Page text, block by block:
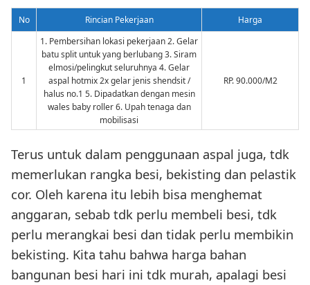
No Rincian Pekerjaan Harga
1
1. Pembersihan lokasi pekerjaan 2. Gelar
batu split untuk yang berlubang 3. Siram
elmosi/pelingkut seluruhnya 4. Gelar
aspal hotmix 2x gelar jenis shendsit /
halus no.1 5. Dipadatkan dengan mesin
wales baby roller 6. Upah tenaga dan
mobilisasi
RP. 90.000/M2
Terus untuk dalam penggunaan aspal juga, tdk
memerlukan rangka besi, bekisting dan pelastik
cor. Oleh karena itu lebih bisa menghemat
anggaran, sebab tdk perlu membeli besi, tdk
perlu merangkai besi dan tidak perlu membikin
bekisting. Kita tahu bahwa harga bahan
bangunan besi hari ini tdk murah, apalagi besi